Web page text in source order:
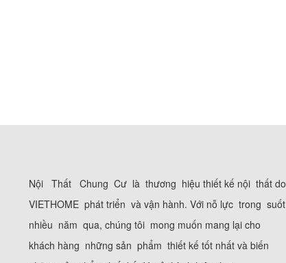
Nội Thất Chung Cư là thương hiệu thiết kế nội thất do
VIETHOME phát triển và vận hành. Với nỗ lực trong suốt
nhiều năm qua, chúng tôi mong muốn mang lại cho
khách hàng những sản phẩm thiết kế tốt nhất và biến